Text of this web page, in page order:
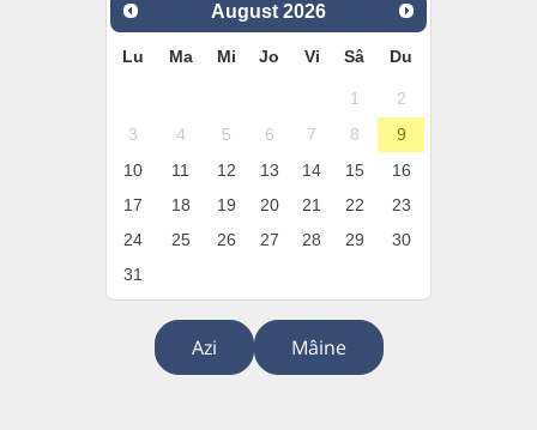
August 2026
Lu Ma Mi Jo Vi Sâ Du
1
2
3
4 5 6 7 8
9
10
11 12 13 14 15
16
17
18 19 20 21 22
23
24
25 26 27 28 29
30
31
Azi Mâine